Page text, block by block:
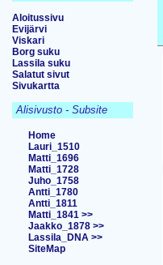
Aloitussivu
Evijärvi
Viskari
Borg suku
Lassila suku
Salatut sivut
Sivukartta
Alisivusto - Subsite
Home
Lauri_1510
Matti_1696
Matti_1728
Juho_1758
Antti_1780
Antti_1811
Matti_1841 >>
Jaakko_1878 >>
Lassila_DNA >>
SiteMap